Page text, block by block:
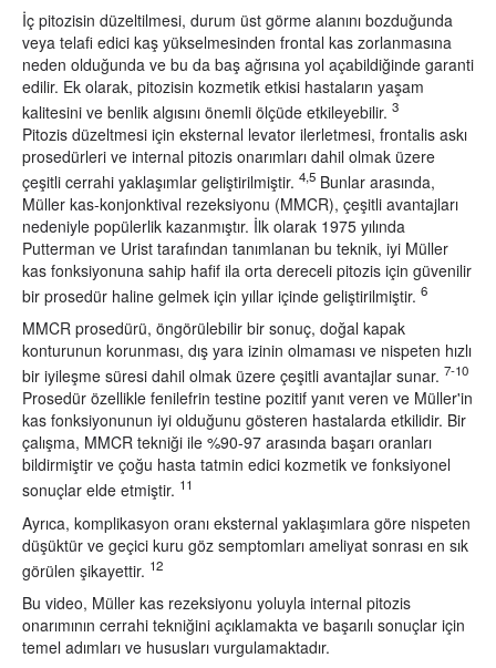
İç pitozisin düzeltilmesi, durum üst görme alanını bozduğunda
veya telafi edici kaş yükselmesinden frontal kas zorlanmasına
neden olduğunda ve bu da baş ağrısına yol açabildiğinde garanti
edilir. Ek olarak, pitozisin kozmetik etkisi hastaların yaşam
kalitesini ve benlik algısını önemli ölçüde etkileyebilir. 3
Pitozis düzeltmesi için eksternal levator ilerletmesi, frontalis askı
prosedürleri ve internal pitozis onarımları dahil olmak üzere
çeşitli cerrahi yaklaşımlar geliştirilmiştir. 4,5 Bunlar arasında,
Müller kas-konjonktival rezeksiyonu (MMCR), çeşitli avantajları
nedeniyle popülerlik kazanmıştır. İlk olarak 1975 yılında
Putterman ve Urist tarafından tanımlanan bu teknik, iyi Müller
kas fonksiyonuna sahip hafif ila orta dereceli pitozis için güvenilir
bir prosedür haline gelmek için yıllar içinde geliştirilmiştir. 6
MMCR prosedürü, öngörülebilir bir sonuç, doğal kapak
konturunun korunması, dış yara izinin olmaması ve nispeten hızlı
bir iyileşme süresi dahil olmak üzere çeşitli avantajlar sunar. 7-10
Prosedür özellikle fenilefrin testine pozitif yanıt veren ve Müller'in
kas fonksiyonunun iyi olduğunu gösteren hastalarda etkilidir. Bir
çalışma, MMCR tekniği ile %90-97 arasında başarı oranları
bildirmiştir ve çoğu hasta tatmin edici kozmetik ve fonksiyonel
sonuçlar elde etmiştir. 11
Ayrıca, komplikasyon oranı eksternal yaklaşımlara göre nispeten
düşüktür ve geçici kuru göz semptomları ameliyat sonrası en sık
görülen şikayettir. 12
Bu video, Müller kas rezeksiyonu yoluyla internal pitozis
onarımının cerrahi tekniğini açıklamakta ve başarılı sonuçlar için
temel adımları ve hususları vurgulamaktadır.